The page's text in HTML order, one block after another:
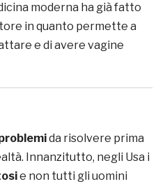
moderna ha già fatto
in quanto permette a
e di avere vagine
da risolvere prima
Innanzitutto, negli Usa i
e non tutti gli uomini